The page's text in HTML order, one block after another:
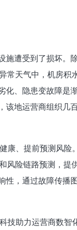
施遭受到了损坏。
常天气中，机房积
化、隐患变故障是
该地运营商组织几
康、提前预测风险
风险链路预测，提
性，通过故障传播
技助力运营商数智